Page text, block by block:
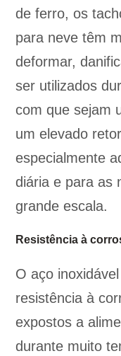
de ferro, os
para neve têm
deformar,
ser utilizados
com que sejam
um elevado
especialmente
diária e para as
grande escala.
Resistência à
O aço
resistência à
expostos a
durante muito